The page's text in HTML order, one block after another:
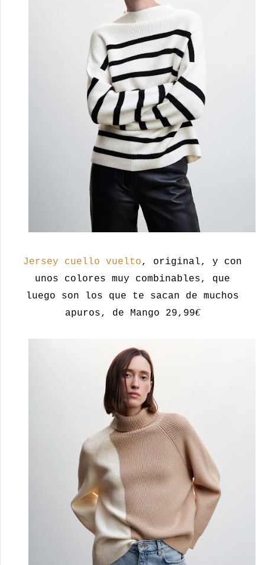
Jersey cuello vuelto, original, y con
unos colores muy combinables, que
luego son los que te sacan de muchos
apuros, de Mango 29,99€